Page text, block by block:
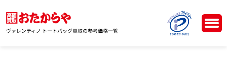
ヴァレンティノ トートバッグ買取の参考価格一覧